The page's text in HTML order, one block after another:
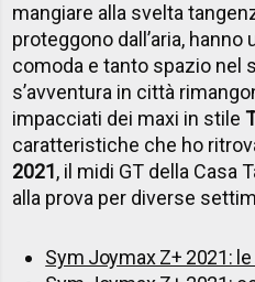
mangiare alla svelta
proteggono dall’aria,
comoda e tanto spazio nel
s’avventura in città
impacciati dei maxi in stile
caratteristiche che ho
2021, il midi GT della Casa
alla prova per diverse
Sym Joymax Z+ 2021: